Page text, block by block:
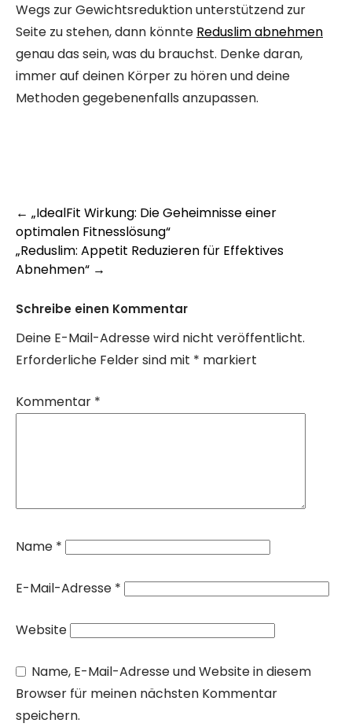
Wegs zur Gewichtsreduktion unterstützend zur
Seite zu stehen, dann könnte Reduslim abnehmen
genau das sein, was du brauchst. Denke daran,
immer auf deinen Körper zu hören und deine
Methoden gegebenenfalls anzupassen.
Post
navigation
← „IdealFit Wirkung: Die Geheimnisse einer
optimalen Fitnesslösung“
„Reduslim: Appetit Reduzieren für Effektives
Abnehmen“ →
Schreibe einen Kommentar
Deine E-Mail-Adresse wird nicht veröffentlicht.
Erforderliche Felder sind mit * markiert
Kommentar *
Name *
E-Mail-Adresse *
Website
Name, E-Mail-Adresse und Website in diesem
Browser für meinen nächsten Kommentar
speichern.